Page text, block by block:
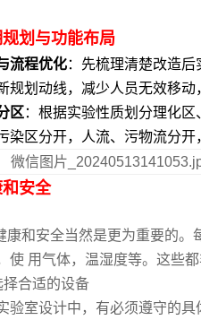
划与功能布局
流程优化：先梳理清楚改造
规划动线，减少人员无效移动
区 ：根据实验性质划分理化
染区分开，人流、污物流分开
安全
康和安全当然是更为重要的。
使 用气体，温湿度等。这些
择合适的设备
验室设计中，有必须遵守的具